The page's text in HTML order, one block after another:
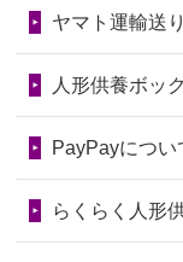
2026/06/28以
いたことが...
の回りの物...
2026/06/28人
2024/01/04ガ
第76回人形
第75回人形
第73回人形
ヤマト運輸送
人形供養ボッ
PayPayについ
らくらく人形